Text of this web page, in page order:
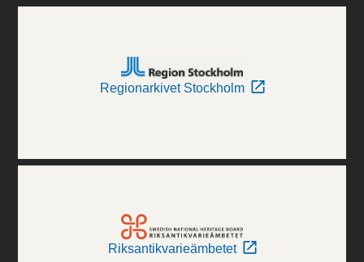
Regionarkivet Stockholm
Riksantikvarieämbetet